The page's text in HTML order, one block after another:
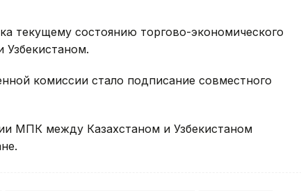
текущему состоянию торгово-экономического
Узбекистаном.
комиссии стало подписание совместного
МПК между Казахстаном и Узбекистаном